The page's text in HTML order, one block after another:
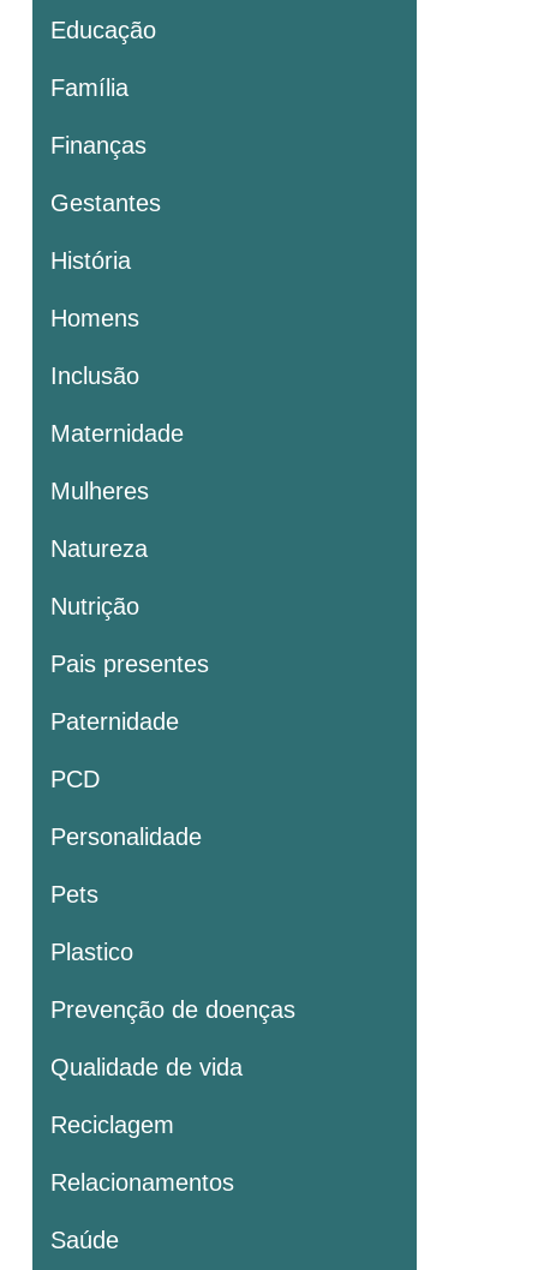
Educação
Família
Finanças
Gestantes
História
Homens
Inclusão
Maternidade
Mulheres
Natureza
Nutrição
Pais presentes
Paternidade
PCD
Personalidade
Pets
Plastico
Prevenção de doenças
Qualidade de vida
Reciclagem
Relacionamentos
Saúde